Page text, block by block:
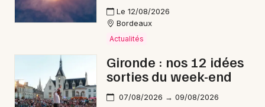
Newsletter des sorties
Artistes en tournée
Actus à La Réole
Magazine à La Réole
Le 12/08/2026
Bordeaux
Actualités
Gironde : nos 12 idées
sorties du week-end
07/08/2026 → 09/08/2026